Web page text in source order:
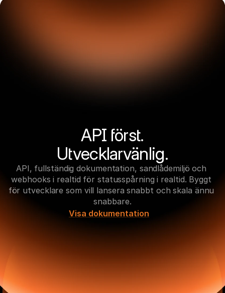
API först.
Utvecklarvänlig.
API, fullständig dokumentation, sandlådemiljö och
webhooks i realtid för statusspårning i realtid. Byggt
för utvecklare som vill lansera snabbt och skala ännu
snabbare.
Visa dokumentation